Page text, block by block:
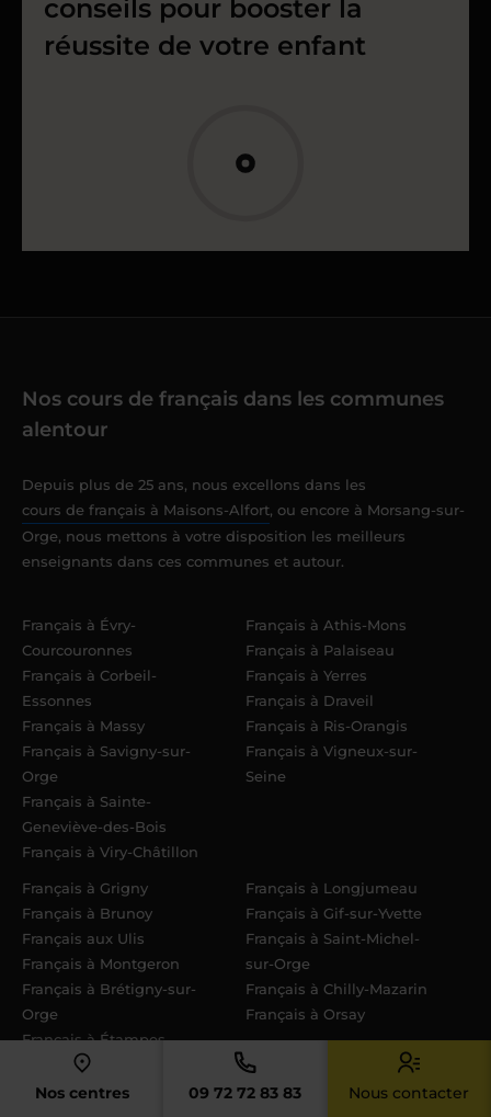
Nos centres 09 72 72 83 83 Nous contacter
conseils pour booster la
réussite de votre enfant
Nos cours de français dans les communes
alentour
Depuis plus de 25 ans, nous excellons dans les
cours de français à Maisons-Alfort, ou encore à Morsang-sur-
Orge, nous mettons à votre disposition les meilleurs
enseignants dans ces communes et autour.
Français à Évry-
Courcouronnes
Français à Corbeil-
Essonnes
Français à Massy
Français à Savigny-sur-
Orge
Français à Sainte-
Geneviève-des-Bois
Français à Viry-Châtillon
Français à Athis-Mons
Français à Palaiseau
Français à Yerres
Français à Draveil
Français à Ris-Orangis
Français à Vigneux-sur-
Seine
Français à Grigny
Français à Brunoy
Français aux Ulis
Français à Montgeron
Français à Brétigny-sur-
Orge
Français à Étampes
Français à Longjumeau
Français à Gif-sur-Yvette
Français à Saint-Michel-
sur-Orge
Français à Chilly-Mazarin
Français à Orsay